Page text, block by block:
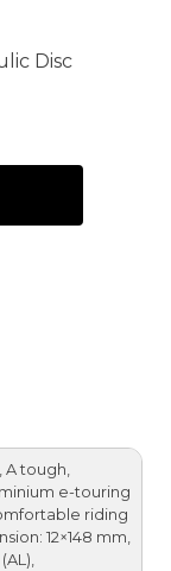
Disc
A tough,
e-touring
riding
12×148 mm,